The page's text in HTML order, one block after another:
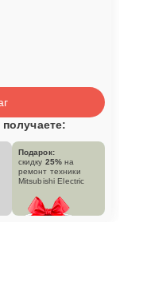
Подарок:
скидку 25% на
ремонт техники
Mitsubishi Electric